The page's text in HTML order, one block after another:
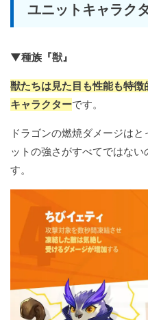
ユニットキャラク
▼種族『獣』
獣たちは見た目も性能も特
キャラクターです。
ドラゴンの燃焼ダメージは
ットの強さがすべてではな
す。